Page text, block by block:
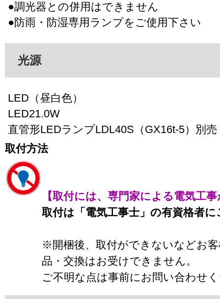
●調光器との併用はできません
●防雨・防湿専用ランプをご使用下さい
光源
LED（昼白色）
LED21.0W
直管形LEDランプLDL40S（GX16t-5）別売
取付方法
【取付には、専門家による電気工
取付は「電気工事士」の有資格者
※開梱後、取付ができないなどお
品・交換はお受けできません。
ご不明な点は事前にお問い合わせ